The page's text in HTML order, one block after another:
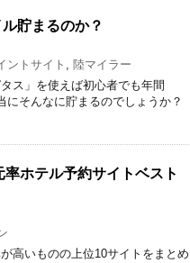
貯まるのか？
ントサイト , 陸マイラー
ス」を使えば初心者でも年間
そんなに貯まるのでしょうか？
率ホテル予約サイトベスト
高いものの上位10サイトをまとめ